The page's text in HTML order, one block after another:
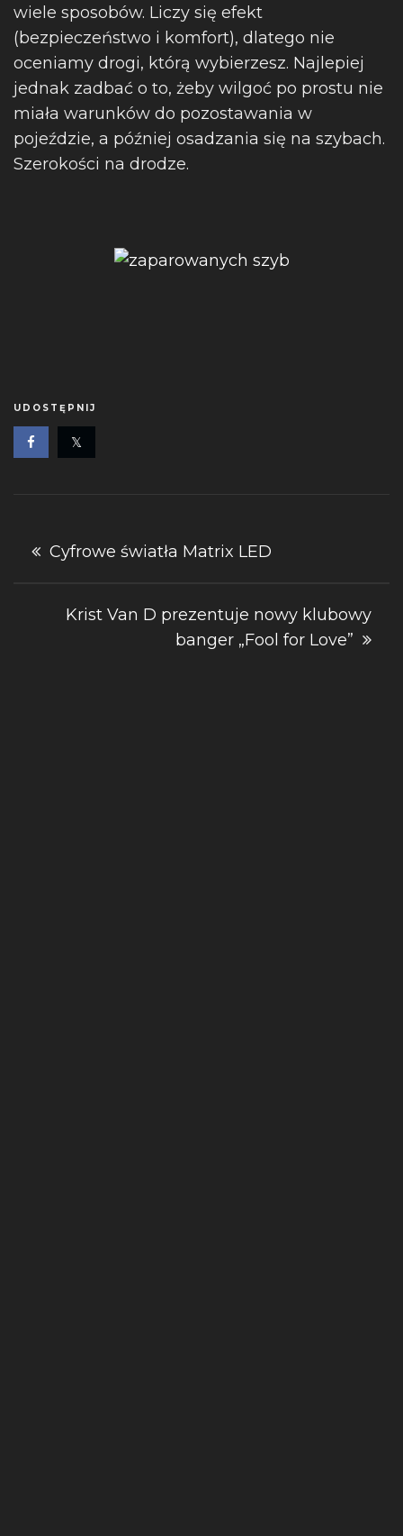
wiele sposobów. Liczy się efekt
(bezpieczeństwo i komfort), dlatego nie
oceniamy drogi, którą wybierzesz. Najlepiej
jednak zadbać o to, żeby wilgoć po prostu nie
miała warunków do pozostawania w
pojeździe, a później osadzania się na szybach.
Szerokości na drodze.
UDOSTĘPNIJ
Nawigacja
Cyfrowe światła Matrix LED
Krist Van D prezentuje nowy klubowy
banger „Fool for Love”